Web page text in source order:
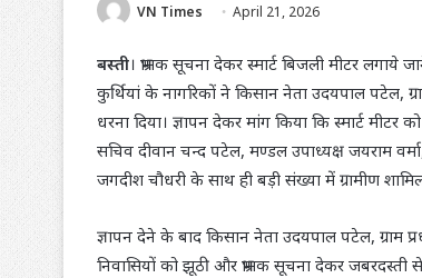
VN Times April 21, 2026
बस्ती। भ्रामक सूचना देकर स्मार्ट बिजली मीटर
कुर्थियां के नागरिकों ने किसान नेता उदयपाल पटेल,
धरना दिया। ज्ञापन देकर मांग किया कि स्मार्ट
सचिव दीवान चन्द पटेल, मण्डल उपाध्यक्ष जयराम
जगदीश चौधरी के साथ ही बड़ी संख्या में ग्रामीण
ज्ञापन देने के बाद किसान नेता उदयपाल पटेल, ग्राम
निवासियों को झूठी और भ्रामक सूचना देकर जबरदस्ती